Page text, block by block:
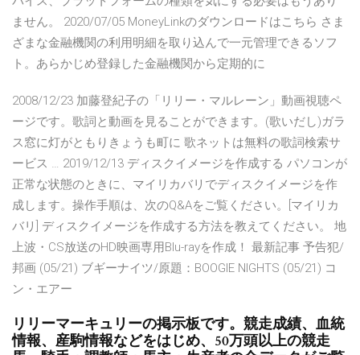
ません。 2020/07/05 MoneyLinkのダウンロードはこちら さま
ざまな金融機関の利用明細を取り込んで一元管理できるソフ
ト。あらかじめ登録した金融機関から定期的に
2008/12/23 加藤登紀子の「リリー・マルレーン」動画視聴ペ
ージです。歌詞と動画を見ることができます。(歌いだし)ガラ
ス窓に灯がともりきょうも町に 歌ネットは無料の歌詞検索サ
ービス … 2019/12/13 ディスクイメージを作成する パソコンが
正常な状態のときに、マイリカバリでディスクイメージを作
成します。操作手順は、次のQ&Aをご覧ください。[マイリカ
バリ] ディスクイメージを作成する方法を教えてください。 地
上波・CS放送のHD映画専用Blu-rayを作成！ 最新記事 予告犯/
邦画 (05/21) ブギーナイツ/原題：BOOGIE NIGHTS (05/21) コ
ン・エアー
リリーマーキュリーの掲示板です。競走成績、血統
情報、産駒情報などをはじめ、50万頭以上の競走